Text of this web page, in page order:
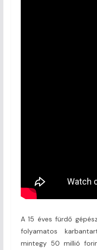
A 15 éves fürdő
folyamatos
mintegy 50 millió